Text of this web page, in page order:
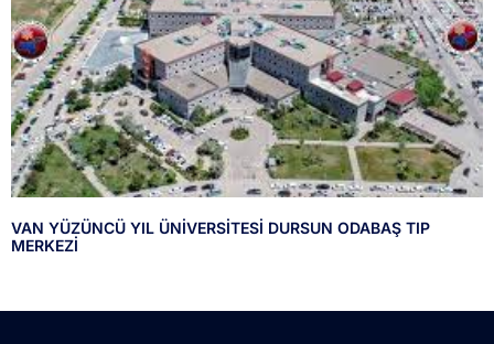
VAN YÜZÜNCÜ YIL ÜNİVERSİTESİ DURSUN ODABAŞ TIP
MERKEZİ